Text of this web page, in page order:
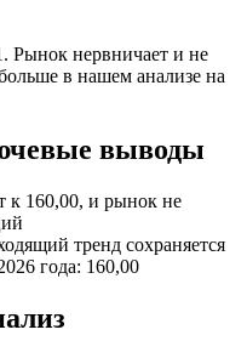
Рынок нервничает и не
в нашем анализе на
выводы
к 160,00, и рынок не
тренд сохраняется
года: 160,00